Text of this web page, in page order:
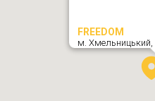
FREEDOM
м. Хмельницький,